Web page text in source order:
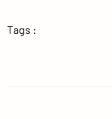
Tags :